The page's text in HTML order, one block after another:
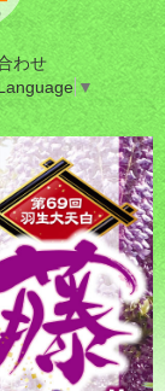
わせ
▼